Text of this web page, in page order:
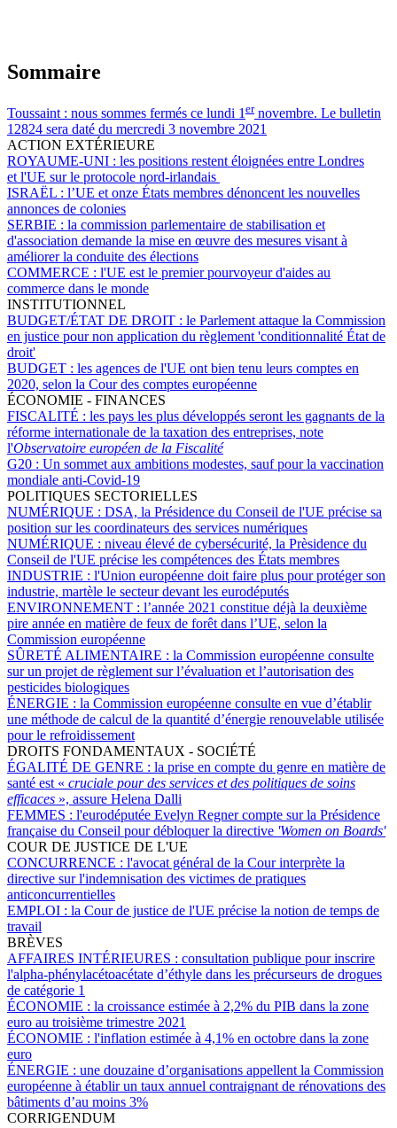
Sommaire
Toussaint : nous sommes fermés ce lundi 1 ernovembre. Le bulletin
12824 sera daté du mercredi 3 novembre 2021
ACTION EXTÉRIEURE
ROYAUME-UNI : les positions restent éloignées entre Londres
et l'UE sur le protocole nord-irlandais
ISRAËL : l’UE et onze États membres dénoncent les nouvelles
annonces de colonies
SERBIE : la commission parlementaire de stabilisation et
d'association demande la mise en œuvre des mesures visant à
améliorer la conduite des élections
COMMERCE : l'UE est le premier pourvoyeur d'aides au
commerce dans le monde
INSTITUTIONNEL
BUDGET/ÉTAT DE DROIT : le Parlement attaque la Commission
en justice pour non application du règlement 'conditionnalité État de
droit'
BUDGET : les agences de l'UE ont bien tenu leurs comptes en
2020, selon la Cour des comptes européenne
ÉCONOMIE - FINANCES
FISCALITÉ : les pays les plus développés seront les gagnants de la
réforme internationale de la taxation des entreprises, note
l'Observatoire européen de la Fiscalité
G20 : Un sommet aux ambitions modestes, sauf pour la vaccination
mondiale anti-Covid-19
POLITIQUES SECTORIELLES
NUMÉRIQUE : DSA, la Présidence du Conseil de l'UE précise sa
position sur les coordinateurs des services numériques
NUMÉRIQUE : niveau élevé de cybersécurité, la Prèsidence du
Conseil de l'UE précise les compétences des États membres
INDUSTRIE : l'Union européenne doit faire plus pour protéger son
industrie, martèle le secteur devant les eurodéputés
ENVIRONNEMENT : l’année 2021 constitue déjà la deuxième
pire année en matière de feux de forêt dans l’UE, selon la
Commission européenne
SÛRETÉ ALIMENTAIRE : la Commission européenne consulte
sur un projet de règlement sur l’évaluation et l’autorisation des
pesticides biologiques
ÉNERGIE : la Commission européenne consulte en vue d’établir
une méthode de calcul de la quantité d’énergie renouvelable utilisée
pour le refroidissement
DROITS FONDAMENTAUX - SOCIÉTÉ
ÉGALITÉ DE GENRE : la prise en compte du genre en matière de
santé est « cruciale pour des services et des politiques de soins
efficaces », assure Helena Dalli
FEMMES : l'eurodéputée Evelyn Regner compte sur la Présidence
française du Conseil pour débloquer la directive 'Women on Boards'
COUR DE JUSTICE DE L'UE
CONCURRENCE : l'avocat général de la Cour interprète la
directive sur l'indemnisation des victimes de pratiques
anticoncurrentielles
EMPLOI : la Cour de justice de l'UE précise la notion de temps de
travail
BRÈVES
AFFAIRES INTÉRIEURES : consultation publique pour inscrire
l'alpha-phénylacétoacétate d’éthyle dans les précurseurs de drogues
de catégorie 1
ÉCONOMIE : la croissance estimée à 2,2% du PIB dans la zone
euro au troisième trimestre 2021
ÉCONOMIE : l'inflation estimée à 4,1% en octobre dans la zone
euro
ÉNERGIE : une douzaine d’organisations appellent la Commission
européenne à établir un taux annuel contraignant de rénovations des
bâtiments d’au moins 3%
CORRIGENDUM